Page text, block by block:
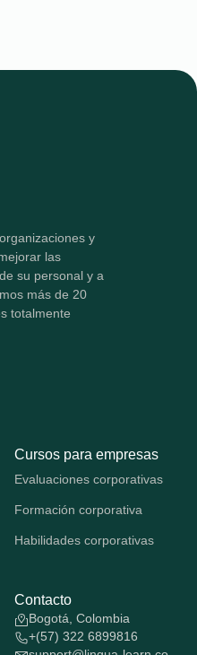
y
las
su personal y a
más de 20
totalmente
Cursos para empresas
Evaluaciones corporativas
Formación corporativa
Habilidades corporativas
Contacto
Bogotá, Colombia
+(57) 322 6899816